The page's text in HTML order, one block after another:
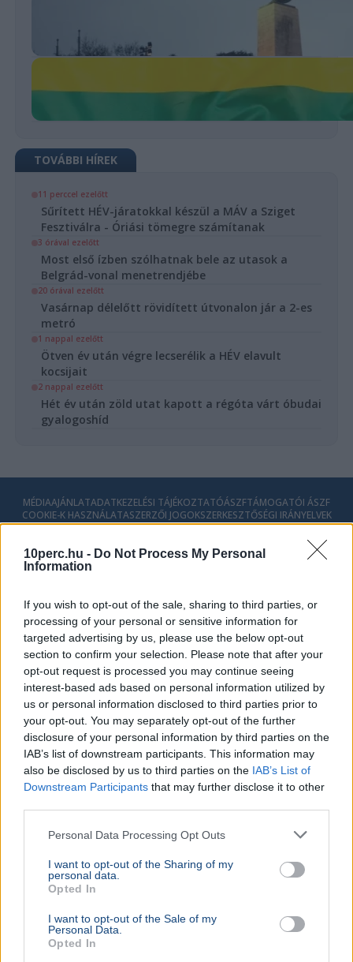
10perc.hu - Do Not Process My Personal
Information
If you wish to opt-out of the sale, sharing to third parties, or
processing of your personal or sensitive information for
targeted advertising by us, please use the below opt-out
section to confirm your selection. Please note that after your
opt-out request is processed you may continue seeing
interest-based ads based on personal information utilized by
us or personal information disclosed to third parties prior to
your opt-out. You may separately opt-out of the further
disclosure of your personal information by third parties on the
IAB’s list of downstream participants. This information may
also be disclosed by us to third parties on the IAB’s List of
Downstream Participants that may further disclose it to other
Personal Data Processing Opt Outs
I want to opt-out of the Sharing of my
personal data.
Opted In
I want to opt-out of the Sale of my
Personal Data.
Opted In
TOVÁBBI HÍREK
11 perccel ezelőtt
Sűrített HÉV-járatokkal készül a MÁV a Sziget
Fesztiválra - Óriási tömegre számítanak
3 órával ezelőtt
Most első ízben szólhatnak bele az utasok a
Belgrád-vonal menetrendjébe
20 órával ezelőtt
Vasárnap délelőtt rövidített útvonalon jár a 2-es
metró
1 nappal ezelőtt
Ötven év után végre lecserélik a HÉV elavult
kocsijait
2 nappal ezelőtt
Hét év után zöld utat kapott a régóta várt óbudai
gyalogoshíd
MÉDIAAJÁNLATADATKEZELÉSI TÁJÉKOZTATÓÁSZFTÁMOGATÓI ÁSZF
COOKIE-K HASZNÁLATASZERZŐI JOGOKSZERKESZTŐSÉGI IRÁNYELVEK
IMPRESSZUM
© 2026 - 10perc.hu - Minden Jog fenntartva.